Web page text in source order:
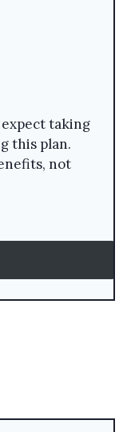
taking
this plan.
not